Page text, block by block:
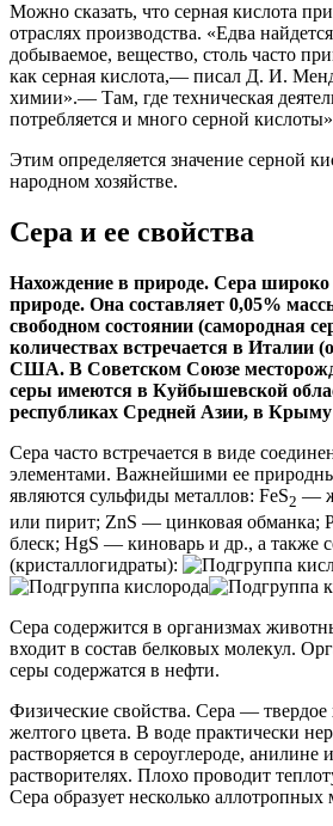
Можно сказать, что серная кислота
отраслях производства. «Едва
добываемое, вещество, столь часто
как серная кислота,— писал Д. И.
химии».— Там, где техническая
потребляется и много серной
Этим определяется значение серной
народном хозяйстве.
Сера и ее свойства
Нахождение в природе. Сера широко
природе. Она составляет 0,05%
свободном состоянии (самородная
количествах встречается в Италии
США. В Советском Союзе
серы имеются в Куйбышевской
республиках Средней Азии, в Крыму
Сера часто встречается в виде
элементами. Важнейшими ее
являются сульфиды металлов: FeS2 —
или пирит; ZnS — цинковая обманка;
блеск; HgS — киноварь и др., а также
(кристаллогидраты):
Сера содержится в организмах
входит в состав белковых молекул.
серы содержатся в нефти.
Физические свойства. Сера — твердое
желтого цвета. В воде практически
растворяется в сероуглероде, анилине
растворителях. Плохо проводит
Сера образует несколько